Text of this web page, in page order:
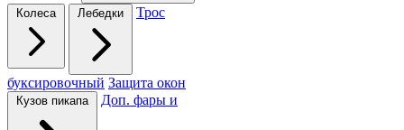
Колеса Лебедки Трос
буксировочный Защита окон
Кузов пикапа Доп. фары и